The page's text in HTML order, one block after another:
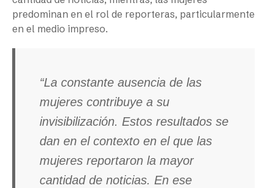
predominan en el rol de reporteras, particularmente
en el medio impreso.
“La constante ausencia de las
mujeres contribuye a su
invisibilización. Estos resultados se
dan en el contexto en el que las
mujeres reportaron la mayor
cantidad de noticias. En ese